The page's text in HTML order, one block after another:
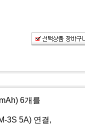
6개를
3S 5A) 연결,